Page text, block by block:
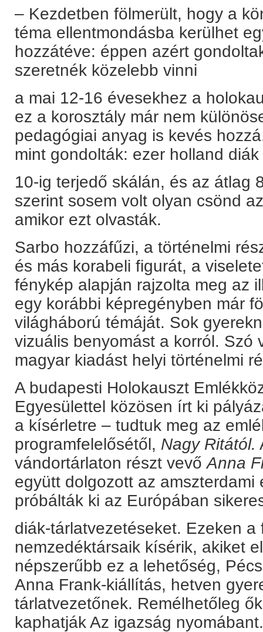
– Kezdetben fölmerült, hogy a
téma ellentmondásba kerülhet
hozzátéve: éppen azért
szeretnék közelebb vinni
a mai 12-16 évesekhez a
ez a korosztály már nem
pedagógiai anyag is kevés
mint gondolták: ezer holland
10-ig terjedő skálán, és az átlag
szerint sosem volt olyan csönd
amikor ezt olvasták.
Sarbo hozzáfűzi, a történelmi
és más korabeli figurát, a
fénykép alapján rajzolta meg az
egy korábbi képregényben már
világháború témáját. Sok
vizuális benyomást a korról. Szó
magyar kiadást helyi történelmi
A budapesti Holokauszt
Egyesülettel közösen írt ki
a kísérletre – tudtuk meg az
programfelelősétől, Nagy Ritától.
vándortárlaton részt vevőAnna
együtt dolgozott az amszterdami
próbálták ki az Európában
diák-tárlatvezetéseket. Ezeken a
nemzedéktársaik kísérik, akiket
népszerűbb ez a lehetőség,
Anna Frank-kiállítás, hetven
tárlatvezetőnek. Remélhetőleg
kaphatják Az igazság nyomábant.